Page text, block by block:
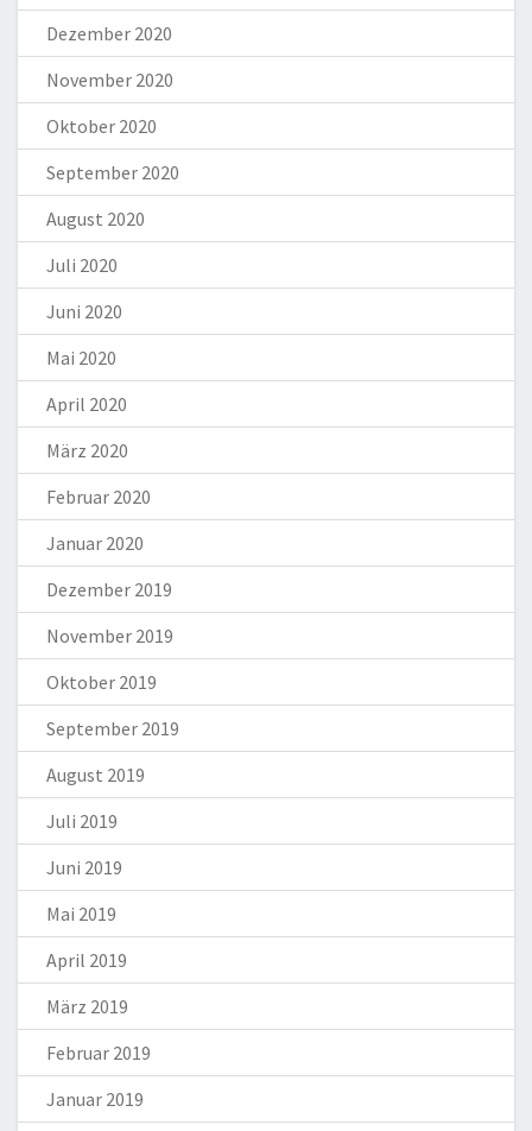
Dezember 2020
November 2020
Oktober 2020
September 2020
August 2020
Juli 2020
Juni 2020
Mai 2020
April 2020
März 2020
Februar 2020
Januar 2020
Dezember 2019
November 2019
Oktober 2019
September 2019
August 2019
Juli 2019
Juni 2019
Mai 2019
April 2019
März 2019
Februar 2019
Januar 2019